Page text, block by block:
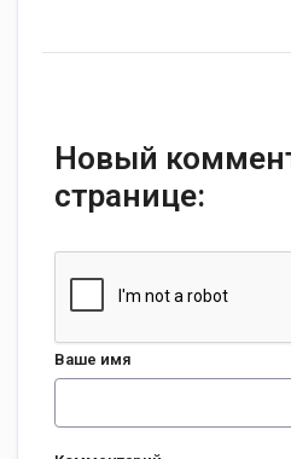
Новый
странице:
Ваше имя